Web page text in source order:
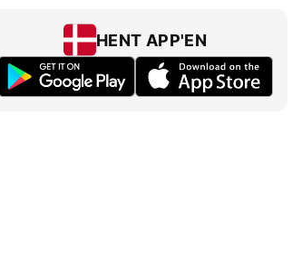
HENT APP'EN